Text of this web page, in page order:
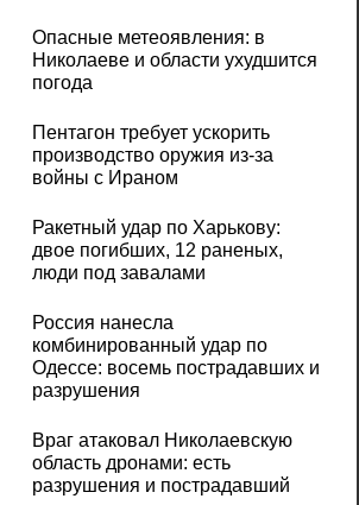
Опасные метеоявления: в
Николаеве и области ухудшится
погода
Пентагон требует ускорить
производство оружия из-за
войны с Ираном
Ракетный удар по Харькову:
двое погибших, 12 раненых,
люди под завалами
Россия нанесла
комбинированный удар по
Одессе: восемь пострадавших и
разрушения
Враг атаковал Николаевскую
область дронами: есть
разрушения и пострадавший